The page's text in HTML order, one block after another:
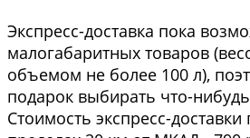
Экспресс-доставка пока
малогабаритных товаров
объемом не более 100 л),
подарок выбирать что-
Стоимость экспресс-